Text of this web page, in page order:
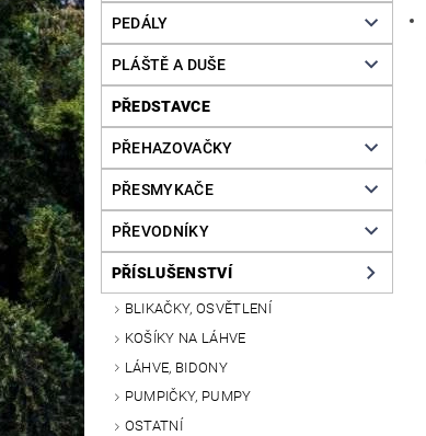
PEDÁLY
PLÁŠTĚ A DUŠE
PŘEDSTAVCE
PŘEHAZOVAČKY
PŘESMYKAČE
PŘEVODNÍKY
PŘÍSLUŠENSTVÍ
BLIKAČKY, OSVĚTLENÍ
KOŠÍKY NA LÁHVE
LÁHVE, BIDONY
PUMPIČKY, PUMPY
OSTATNÍ